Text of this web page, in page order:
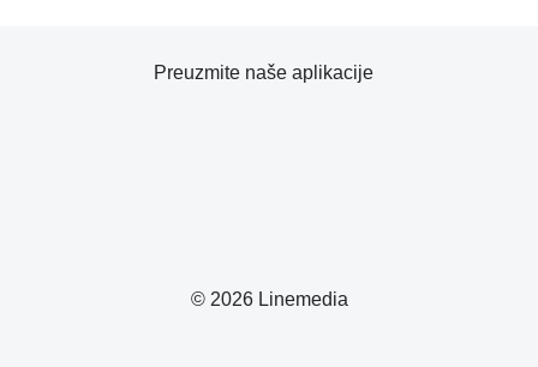
© 2026 Linemedia
Preuzmite naše aplikacije